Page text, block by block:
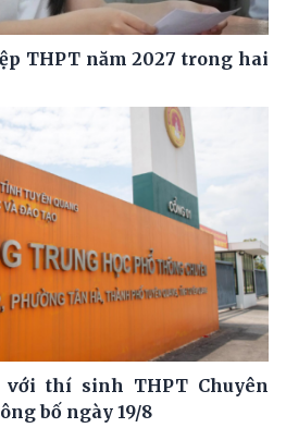
THPT năm 2027 trong hai
thí sinh THPT Chuyên
bố ngày 19/8